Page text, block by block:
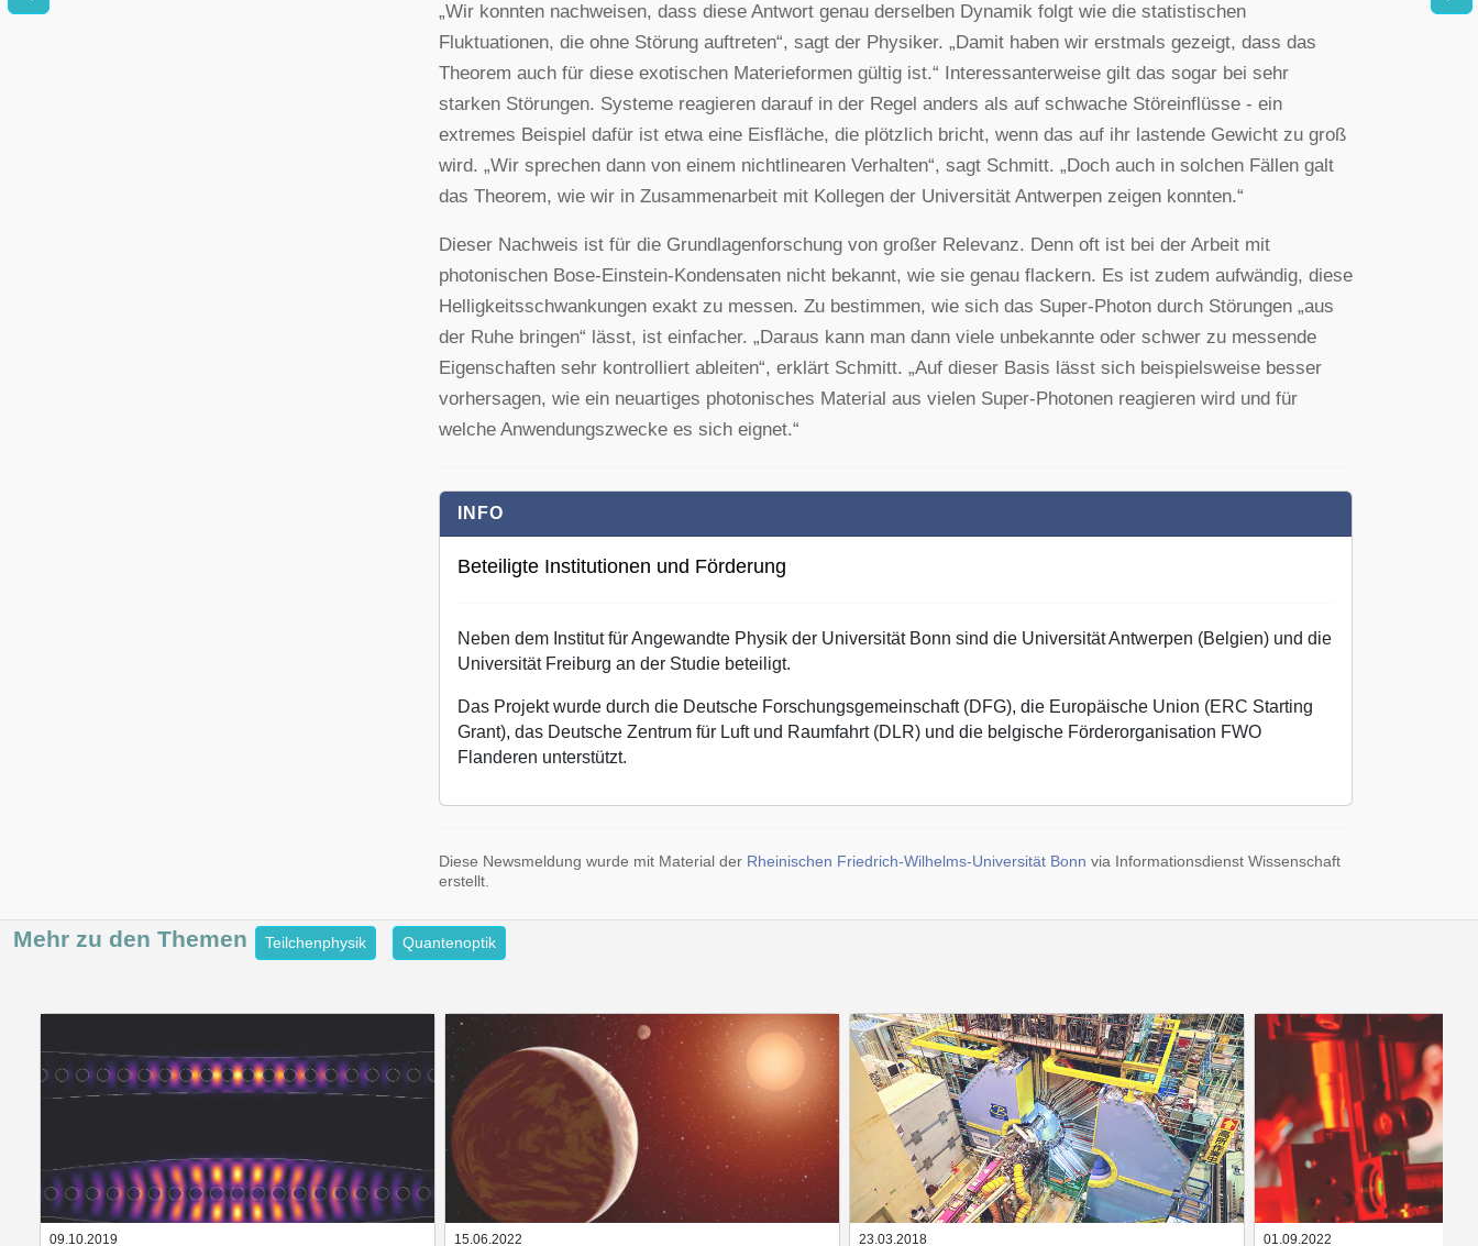
„Wir konnten nachweisen, dass diese Antwort genau derselben Dynamik folgt wie die statistischen
Fluktuationen, die ohne Störung auftreten“, sagt der Physiker. „Damit haben wir erstmals gezeigt, dass das
Theorem auch für diese exotischen Materieformen gültig ist.“ Interessanterweise gilt das sogar bei sehr
starken Störungen. Systeme reagieren darauf in der Regel anders als auf schwache Störeinflüsse - ein
extremes Beispiel dafür ist etwa eine Eisfläche, die plötzlich bricht, wenn das auf ihr lastende Gewicht zu groß
wird. „Wir sprechen dann von einem nichtlinearen Verhalten“, sagt Schmitt. „Doch auch in solchen Fällen galt
das Theorem, wie wir in Zusammenarbeit mit Kollegen der Universität Antwerpen zeigen konnten.“
Dieser Nachweis ist für die Grundlagenforschung von großer Relevanz. Denn oft ist bei der Arbeit mit
photonischen Bose-Einstein-Kondensaten nicht bekannt, wie sie genau flackern. Es ist zudem aufwändig, diese
Helligkeitsschwankungen exakt zu messen. Zu bestimmen, wie sich das Super-Photon durch Störungen „aus
der Ruhe bringen“ lässt, ist einfacher. „Daraus kann man dann viele unbekannte oder schwer zu messende
Eigenschaften sehr kontrolliert ableiten“, erklärt Schmitt. „Auf dieser Basis lässt sich beispielsweise besser
vorhersagen, wie ein neuartiges photonisches Material aus vielen Super-Photonen reagieren wird und für
welche Anwendungszwecke es sich eignet.“
INFO
Beteiligte Institutionen und Förderung
Neben dem Institut für Angewandte Physik der Universität Bonn sind die Universität Antwerpen (Belgien) und die
Universität Freiburg an der Studie beteiligt.
Das Projekt wurde durch die Deutsche Forschungsgemeinschaft (DFG), die Europäische Union (ERC Starting
Grant), das Deutsche Zentrum für Luft und Raumfahrt (DLR) und die belgische Förderorganisation FWO
Flanderen unterstützt.
Diese Newsmeldung wurde mit Material der Rheinischen Friedrich-Wilhelms-Universität Bonn via Informationsdienst Wissenschaft
erstellt.
Mehr zu den Themen Teilchenphysik Quantenoptik
09.10.2019 15.06.2022 23.03.2018 01.09.2022